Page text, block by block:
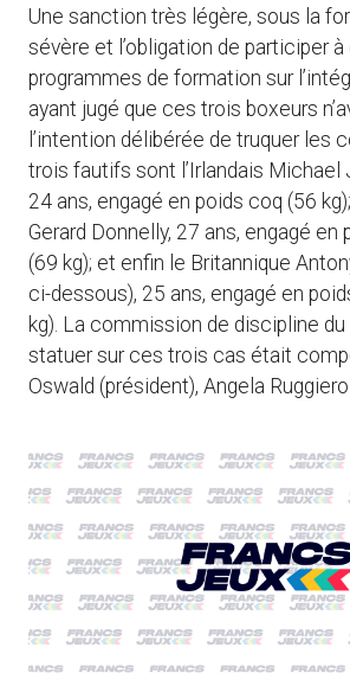
Une sanction très légère, sous la
sévère et l’obligation de participer à
programmes de formation sur
ayant jugé que ces trois boxeurs
l’intention délibérée de truquer les
trois fautifs sont l’Irlandais Michael
24 ans, engagé en poids coq (56
Gerard Donnelly, 27 ans, engagé
(69 kg); et enfin le Britannique
ci-dessous), 25 ans, engagé en
kg). La commission de discipline du
statuer sur ces trois cas était
Oswald (président), Angela